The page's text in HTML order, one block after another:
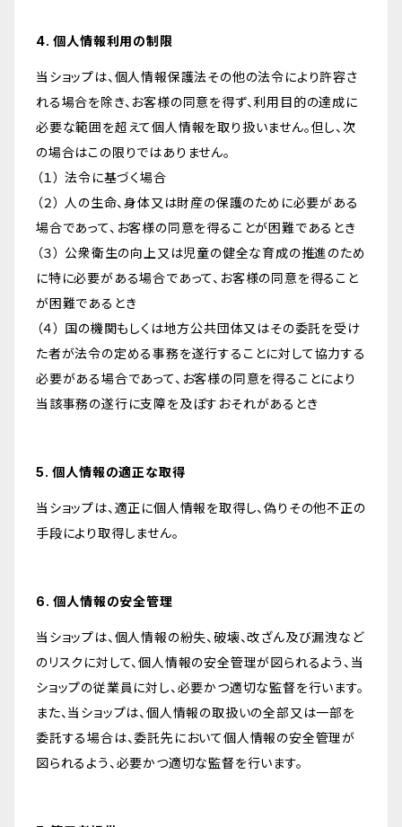
4. 個人情報利用の制限
当ショップは、個人情報保護法その他の法令により許容さ
れる場合を除き、お客様の同意を得ず、利用目的の達成に
必要な範囲を超えて個人情報を取り扱いません。但し、次
の場合はこの限りではありません。
（１） 法令に基づく場合
（２） 人の生命、身体又は財産の保護のために必要がある
場合であって、お客様の同意を得ることが困難であるとき
（３） 公衆衛生の向上又は児童の健全な育成の推進のため
に特に必要がある場合であって、お客様の同意を得ること
が困難であるとき
（４） 国の機関もしくは地方公共団体又はその委託を受け
た者が法令の定める事務を遂行することに対して協力する
必要がある場合であって、お客様の同意を得ることにより
当該事務の遂行に支障を及ぼすおそれがあるとき
5. 個人情報の適正な取得
当ショップは、適正に個人情報を取得し、偽りその他不正の
手段により取得しません。
6. 個人情報の安全管理
当ショップは、個人情報の紛失、破壊、改ざん及び漏洩など
のリスクに対して、個人情報の安全管理が図られるよう、当
ショップの従業員に対し、必要かつ適切な監督を行います。
また、当ショップは、個人情報の取扱いの全部又は一部を
委託する場合は、委託先において個人情報の安全管理が
図られるよう、必要かつ適切な監督を行います。